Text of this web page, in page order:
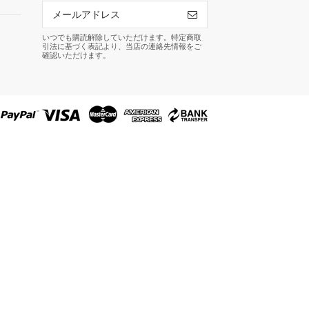
いつでも購読解除していただけます。特定商取
引法に基づく表記より、当店の連絡先情報をご
確認いただけます。